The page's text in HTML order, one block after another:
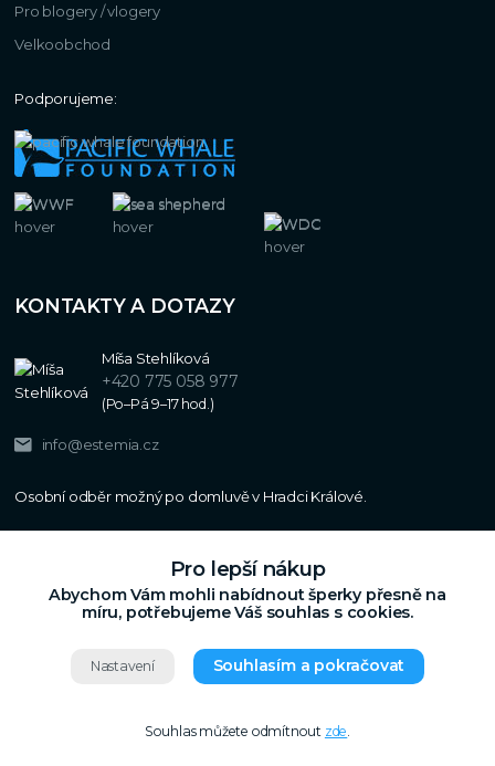
Pro blogery / vlogery
Velkoobchod
Podporujeme:
KONTAKTY A DOTAZY
Míša Stehlíková
+420 775 058 977
(Po–Pá 9–17 hod.)
info@estemia.cz
Pro lepší nákup
Abychom Vám mohli nabídnout šperky přesně na
míru, potřebujeme Váš souhlas s cookies.
Nastavení Souhlasím a pokračovat
Souhlas můžete odmítnout zde.